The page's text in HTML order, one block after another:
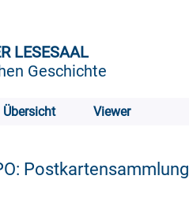
LESESAAL
Geschichte
Übersicht Viewer
Postkartensammlung